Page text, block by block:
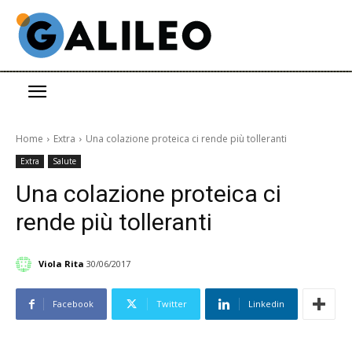
Home Extra Una colazione proteica ci rende più tolleranti
Extra Salute
Una colazione proteica ci
rende più tolleranti
Viola Rita 30/06/2017
Facebook Twitter Linkedin